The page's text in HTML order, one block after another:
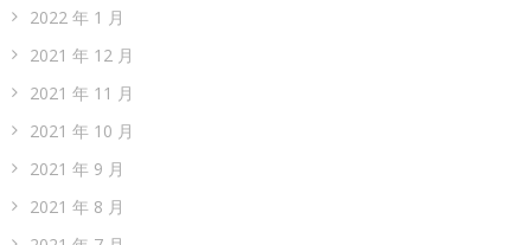
2022 年 1 月
2021 年 12 月
2021 年 11 月
2021 年 10 月
2021 年 9 月
2021 年 8 月